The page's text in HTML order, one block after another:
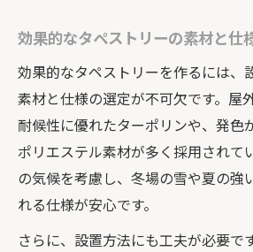
効果的なタペストリーの素材と仕
効果的なタペストリーを作るには、
素材と仕様の選定が不可欠です。屋
耐候性に優れたターポリンや、発色
ポリエステル素材が多く採用されて
の気候を考慮し、冬場の雪や夏の強
れる仕様が安心です。
さらに、設置方法にも工夫が必要で